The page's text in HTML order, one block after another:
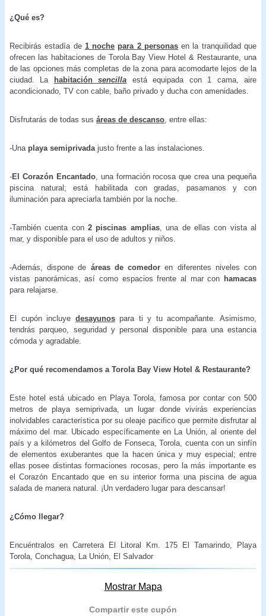
¿Qué es?
Recibirás estadía de 1 noche para 2 personasen la tranquilidad que
ofrecen las habitaciones de Torola Bay View Hotel & Restaurante, una
de las opciones más completas de la zona para acomodarte lejos de la
ciudad. La
habitaciónsencilla está equipada con 1 cama, aire
acondicionado, TV con cable, baño privado y ducha con amenidades.
Disfrutarás de todas sus áreas de descanso , entre ellas:
-Una playa semiprivada justo frente a las instalaciones.
-El Corazón Encantado, una formación rocosa que crea una pequeña
piscina natural; está habilitada con gradas, pasamanos y con
iluminación para apreciarla también por la noche.
-También cuenta con2 piscinas amplias, una de ellas con vista al
mar, y disponible para el uso de adultos y niños.
-Además, dispone de áreas de comedor en diferentes niveles con
vistas panorámicas, así como espacios frente al mar con hamacas
para relajarse.
El cupón incluye desayunospara ti y tu acompañante. Asimismo,
tendrás parqueo, seguridad y personal disponible para una estancia
cómoda y agradable.
¿Por qué recomendamos a Torola Bay View Hotel & Restaurante?
Este hotel está ubicado en Playa Torola, famosa por contar con 500
metros de playa semiprivada, un lugar donde vivirás experiencias
inolvidables característica por su oleaje pacifico que permite disfrutar al
máximo del mar. Ubicado específicamente en La Unión, al oriente del
país y a kilómetros del Golfo de Fonseca, Torola, cuenta con un sinfín
de elementos exuberantes que la hacen única y muy especial; entre
ellas posee distintas formaciones rocosas, pero la más importante es
el Corazón Encantado que en su interior forma una piscina de agua
salada de manera natural. ¡Un verdadero lugar para descansar!
¿Cómo llegar?
Encuéntralos en Carretera El Litoral Km. 175 El Tamarindo, Playa
Torola, Conchagua, La Unión, El Salvador
Mostrar Mapa
Compartir este cupón